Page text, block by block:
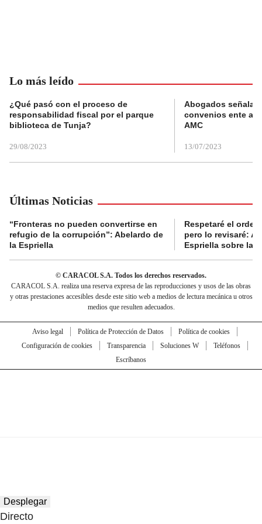
Lo más leído
¿Qué pasó con el proceso de
responsabilidad fiscal por el parque
biblioteca de Tunja?
29/08/2023
Abogados
convenios ente
AMC
13/07/2023
Últimas Noticias
“Fronteras no pueden convertirse en
refugio de la corrupción”: Abelardo de
la Espriella
Respetaré el
pero lo revisaré:
Espriella sobre la
© CARACOL S.A. Todos los derechos reservados.
CARACOL S.A. realiza una reserva expresa de las reproducciones y usos de las obras
y otras prestaciones accesibles desde este sitio web a medios de lectura mecánica u otros
medios que resulten adecuados.
Aviso legal Política de Protección de Datos
Política de cookies
Configuración de cookies
Transparencia Soluciones W
Teléfonos
Escríbanos
Desplegar
Directo